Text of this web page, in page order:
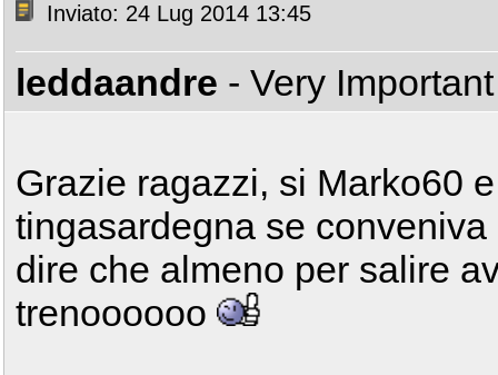
Inviato: 24 Lug 2014 13:45
leddaandre - Very
Grazie ragazzi, si Marko60
tingasardegna se
dire che almeno per salire
trenoooooo